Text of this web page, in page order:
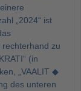
„2024“ ist
zu
(in
„VAALIT ◆
des unteren